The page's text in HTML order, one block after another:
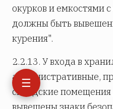
☰
окурков и емкостями
должны быть
курения".
2.2.13. У входа в
административные,
складские